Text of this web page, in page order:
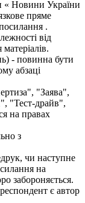
« Новини України
пряме
.
від
- повинна бути
абзаці
"Заява",
"Тест-драйв",
на правах
з
чи наступне
на
забороняється.
є автор